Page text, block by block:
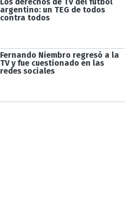
argentino: un TEG de todos
contra todos
Fernando Niembro regresó a la
TV y fue cuestionado en las
redes sociales